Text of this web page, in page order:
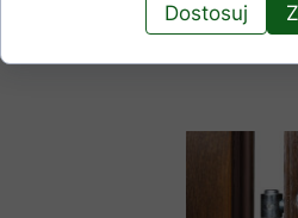
Trzy bolce
Dostosuj